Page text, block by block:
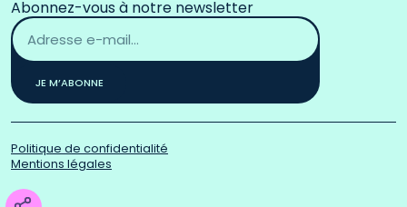
Abonnez-vous à notre newsletter
Adresse
email
*
JE M’ABONNE
Politique de confidentialité
Mentions légales